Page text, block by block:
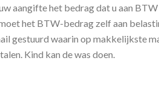
aangifte het bedrag dat u aan
het BTW-bedrag zelf aan
gestuurd waarin op makkelijkste